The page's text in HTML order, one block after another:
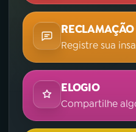
RECLAMAÇÃO
Registre sua
ELOGIO
Compartilhe